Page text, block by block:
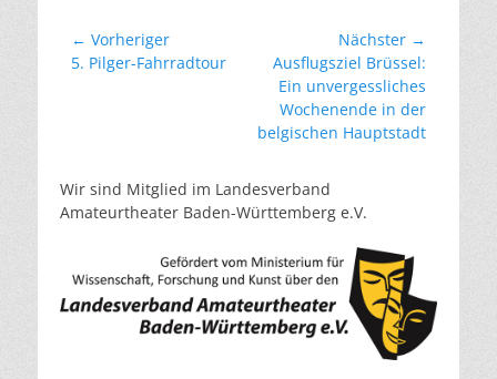
Beitragsnavigation
← Vorheriger
Vorheriger
5. Pilger-Fahrradtour
Nächster →
Nächster
Beitrag:
Ausflugsziel Brüssel:
Ein unvergessliches
Wochenende in der
belgischen Hauptstadt
Wir sind Mitglied im Landesverband
Amateurtheater Baden-Württemberg e.V.